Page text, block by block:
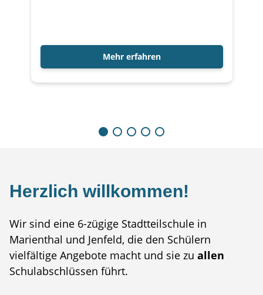
Mehr erfahren
Herzlich willkommen!
Wir sind eine 6-zügige Stadtteilschule in
Marienthal und Jenfeld, die den Schülern
vielfältige Angebote macht und sie zu allen
Schulabschlüssen führt.